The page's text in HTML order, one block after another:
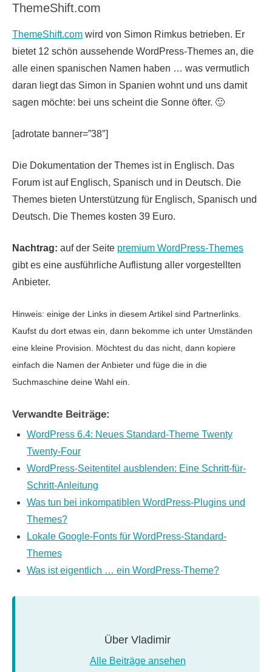
ThemeShift.com
ThemeShift.com wird von Simon Rimkus betrieben. Er
bietet 12 schön aussehende WordPress-Themes an, die
alle einen spanischen Namen haben … was vermutlich
daran liegt das Simon in Spanien wohnt und uns damit
sagen möchte: bei uns scheint die Sonne öfter. 🙂
[adrotate banner=”38″]
Die Dokumentation der Themes ist in Englisch. Das
Forum ist auf Englisch, Spanisch und in Deutsch. Die
Themes bieten Unterstützung für Englisch, Spanisch und
Deutsch. Die Themes kosten 39 Euro.
Nachtrag: auf der Seite premium WordPress-Themes
gibt es eine ausführliche Auflistung aller vorgestellten
Anbieter.
Hinweis: einige der Links in diesem Artikel sind Partnerlinks.
Kaufst du dort etwas ein, dann bekomme ich unter Umständen
eine kleine Provision. Möchtest du das nicht, dann kopiere
einfach die Namen der Anbieter und füge die in die
Suchmaschine deine Wahl ein.
Verwandte Beiträge:
WordPress 6.4: Neues Standard-Theme Twenty
Twenty-Four
WordPress-Seitentitel ausblenden: Eine Schritt-für-
Schritt-Anleitung
Was tun bei inkompatiblen WordPress-Plugins und
Themes?
Lokale Google-Fonts für WordPress-Standard-
Themes
Was ist eigentlich … ein WordPress-Theme?
Über Vladimir
Alle Beiträge ansehen